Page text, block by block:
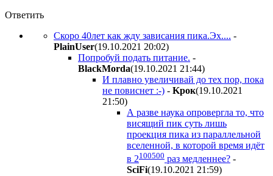
Ответить
Скоро 40лет как жду зависания пика.Эх.... -
PlainUser(19.10.2021 20:02)
Попробуй подать питание. -
BlackMorda(19.10.2021 21:44)
И плавно увеличивай до тех пор, пока
не повиснет :-) - Kpoк(19.10.2021
21:50)
А разве наука опровергла то, что
висящий пик суть лишь
проекция пика из параллельной
вселенной, в которой время идёт
в 2100500 раз медленнее? -
SciFi(19.10.2021 21:59)